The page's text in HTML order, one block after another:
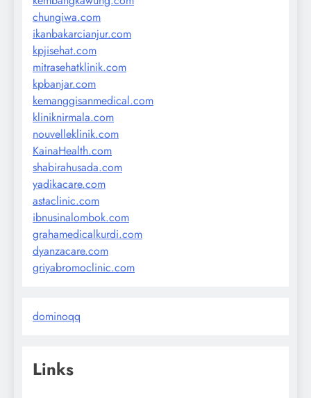
chungiwa.com
ikanbakarcianjur.com
kpjisehat.com
mitrasehatklinik.com
kpbanjar.com
kemanggisanmedical.com
kliniknirmala.com
nouvelleklinik.com
KainaHealth.com
shabirahusada.com
yadikacare.com
astaclinic.com
ibnusinalombok.com
grahamedicalkurdi.com
dyanzacare.com
griyabromoclinic.com
dominoqq
Links